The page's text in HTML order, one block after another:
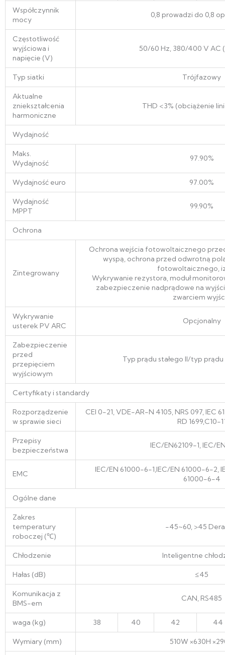
Współczynnik
mocy
0,8 prowadzi do 0,8
Częstotliwość
wyjściowa i
napięcie (V)
50/60 Hz, 380/400 V AC
Typ siatki Trójfazowy
Aktualne
zniekształcenia
harmoniczne
THD <3% (obciążenie
Wydajność
Maks.
Wydajność
97.90%
Wydajność euro 97.00%
Wydajność
MPPT
99.90%
Ochrona
Zintegrowany
Ochrona wejścia fotowoltaicznego
wyspą, ochrona przed odwrotną
fotowoltaicznego,
Wykrywanie rezystora, moduł
zabezpieczenie nadprądowe na
zwarciem
Wykrywanie
usterek PV ARC
Opcjonalny
Zabezpieczenie
przed
przepięciem
wyjściowym
Typ prądu stałego II/typ
Certyfikaty i standardy
Rozporządzenie
w sprawie sieci
CEI 0-21, VDE-AR-N 4105, NRS 097, IEC
RD 1699,C10-
Przepisy
bezpieczeństwa
IEC/EN62109-1, IEC/
EMC
IEC/EN 61000-6-1,IEC/EN 61000-6-2,
61000-6-4
Ogólne dane
Zakres
temperatury
roboczej (℃)
-45~60, >45
Chłodzenie Inteligentne
Hałas (dB) ≤45
Komunikacja z
BMS-em
CAN, RS485
waga (kg) 38 40 42 44
Wymiary (mm) 510W ×630H